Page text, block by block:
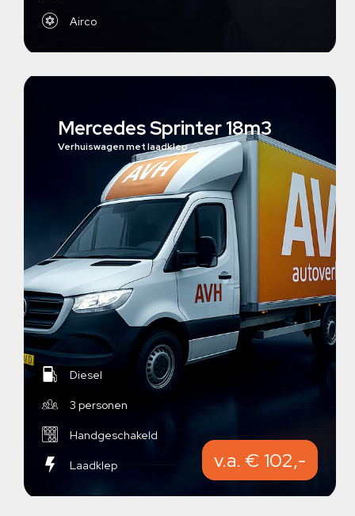
Airco
Mercedes Sprinter 18m3
Verhuiswagen met laadklep
Diesel
3 personen
Handgeschakeld
Laadklep v.a. € 102,-